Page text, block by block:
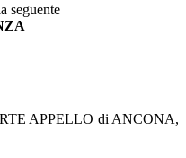
seguente
APPELLO di ANCONA,